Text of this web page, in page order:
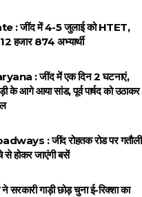
: जींद में 4-5 जुलाई को HTET,
हजार 874 अभ्यार्थी
: जींद में एक दिन 2 घटनाएं,
के आगे आया सांड, पूर्व पार्षद को उठाकर
: जींद रोहतक रोड पर गतौली
होकर जाएंगी बसें
सरकारी गाड़ी छोड़ चुना ई-रिक्शा का